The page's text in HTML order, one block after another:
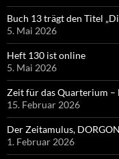
Buch 13 trägt den Titel
5. Mai 2026
Heft 130 ist online
5. Mai 2026
Zeit für das Quarterium
15. Februar 2026
Der Zeitamulus,
1. Februar 2026